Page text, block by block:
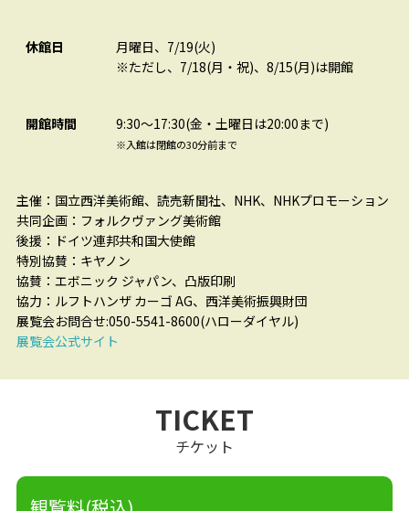
休館日
月曜日、7/19(火)
※ただし、7/18(月・祝)、8/15(月)は開館
開館時間 9:30～17:30(金・土曜日は20:00まで)
※入館は閉館の30分前まで
主催：国立西洋美術館、読売新聞社、NHK、NHKプロモーション
共同企画：フォルクヴァング美術館
後援：ドイツ連邦共和国大使館
特別協賛：キヤノン
協賛：エボニック ジャパン、凸版印刷
協力：ルフトハンザ カーゴ AG、西洋美術振興財団
展覧会お問合せ:050-5541-8600(ハローダイヤル)
展覧会公式サイト
TICKET
チケット